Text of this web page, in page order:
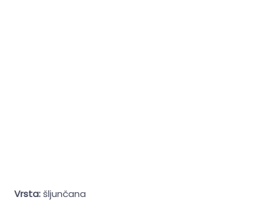
Vrsta:šljunčana